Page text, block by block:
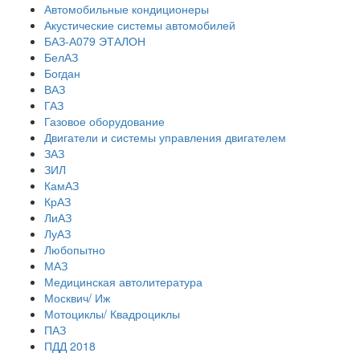
Автомобильные кондиционеры
Акустические системы автомобилей
БАЗ-А079 ЭТАЛОН
БелАЗ
Богдан
ВАЗ
ГАЗ
Газовое оборудование
Двигатели и системы управления двигателем
ЗАЗ
ЗИЛ
КамАЗ
КрАЗ
ЛиАЗ
ЛуАЗ
Любопытно
МАЗ
Медицинская автолитература
Москвич/ Иж
Мотоциклы/ Квадроциклы
ПАЗ
ПДД 2018